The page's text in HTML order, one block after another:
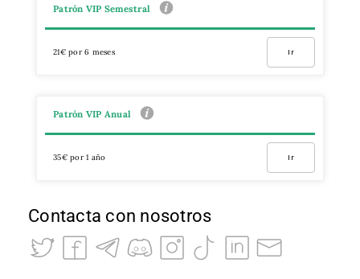
Patrón VIP Semestral
21€ por 6 meses Ir
Patrón VIP Anual
35€ por 1 año Ir
Contacta con nosotros